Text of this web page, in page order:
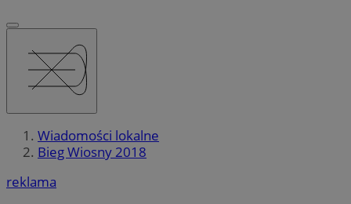
Wiadomości lokalne
Bieg Wiosny 2018
reklama